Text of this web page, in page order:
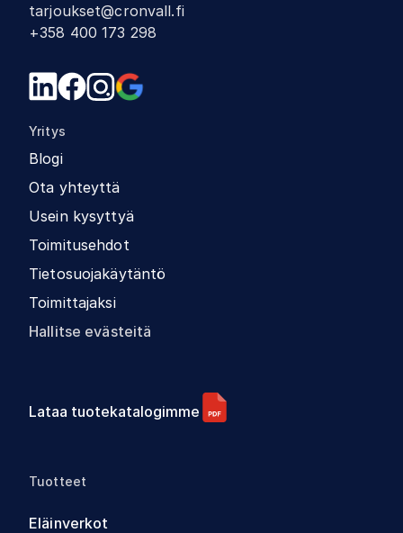
tarjoukset@cronvall.fi
+358 400 173 298
Yritys
Blogi
Ota yhteyttä
Usein kysyttyä
Toimitusehdot
Tietosuojakäytäntö
Toimittajaksi
Hallitse evästeitä
Lataa tuotekatalogimme
Tuotteet
Eläinverkot